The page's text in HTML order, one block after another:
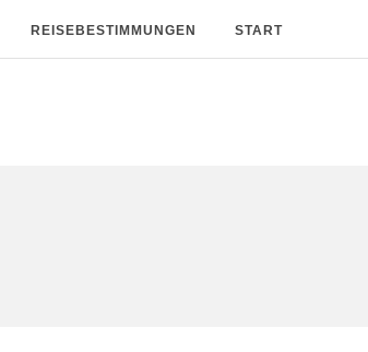
REISEBESTIMMUNGEN START